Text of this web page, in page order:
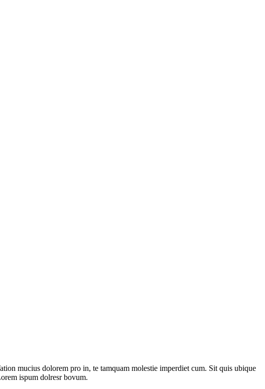
mucius dolorem pro in, te tamquam molestie imperdiet cum. Sit quis ubique
ispum dolresr bovum.